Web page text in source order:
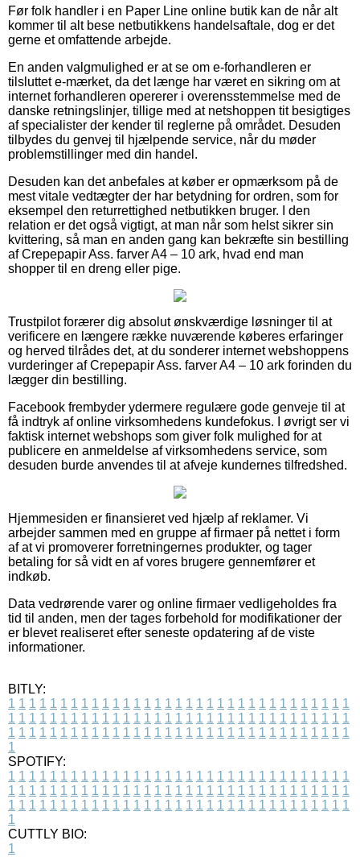
Før folk handler i en Paper Line online butik kan de når alt
kommer til alt bese netbutikkens handelsaftale, dog er det
gerne et omfattende arbejde.
En anden valgmulighed er at se om e-forhandleren er
tilsluttet e-mærket, da det længe har været en sikring om at
internet forhandleren opererer i overensstemmelse med de
danske retningslinjer, tillige med at netshoppen tit besigtiges
af specialister der kender til reglerne på området. Desuden
tilbydes du genvej til hjælpende service, når du møder
problemstillinger med din handel.
Desuden kan det anbefales at køber er opmærksom på de
mest vitale vedtægter der har betydning for ordren, som for
eksempel den returrettighed netbutikken bruger. I den
relation er det også vigtigt, at man når som helst sikrer sin
kvittering, så man en anden gang kan bekræfte sin bestilling
af Crepepapir Ass. farver A4 – 10 ark, hvad end man
shopper til en dreng eller pige.
Trustpilot forærer dig absolut ønskværdige løsninger til at
verificere en længere række nuværende køberes erfaringer
og herved tilrådes det, at du sonderer internet webshoppens
vurderinger af Crepepapir Ass. farver A4 – 10 ark forinden du
lægger din bestilling.
Facebook frembyder ydermere regulære gode genveje til at
få indtryk af online virksomhedens kundefokus. I øvrigt ser vi
faktisk internet webshops som giver folk mulighed for at
publicere en anmeldelse af virksomhedens service, som
desuden burde anvendes til at afveje kundernes tilfredshed.
Hjemmesiden er finansieret ved hjælp af reklamer. Vi
arbejder sammen med en gruppe af firmaer på nettet i form
af at vi promoverer forretningernes produkter, og tager
betaling for så vidt en af vores brugere gennemfører et
indkøb.
Data vedrørende varer og online firmaer vedligeholdes fra
tid til anden, men der tages forbehold for modifikationer der
er blevet realiseret efter seneste opdatering af de viste
informationer.
BITLY:
1 1 1 1 1 1 1 1 1 1 1 1 1 1 1 1 1 1 1 1 1 1 1 1 1 1 1 1 1 1 1 1 1
1 1 1 1 1 1 1 1 1 1 1 1 1 1 1 1 1 1 1 1 1 1 1 1 1 1 1 1 1 1 1 1 1
1 1 1 1 1 1 1 1 1 1 1 1 1 1 1 1 1 1 1 1 1 1 1 1 1 1 1 1 1 1 1 1 1
1
SPOTIFY:
1 1 1 1 1 1 1 1 1 1 1 1 1 1 1 1 1 1 1 1 1 1 1 1 1 1 1 1 1 1 1 1 1
1 1 1 1 1 1 1 1 1 1 1 1 1 1 1 1 1 1 1 1 1 1 1 1 1 1 1 1 1 1 1 1 1
1 1 1 1 1 1 1 1 1 1 1 1 1 1 1 1 1 1 1 1 1 1 1 1 1 1 1 1 1 1 1 1 1
1
CUTTLY BIO:
1